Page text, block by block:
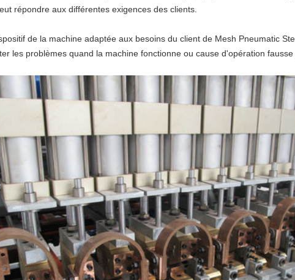
répondre aux différentes exigences des clients.
de la machine adaptée aux besoins du client de Mesh Pneumatic
les problèmes quand la machine fonctionne ou cause d'opération fausse